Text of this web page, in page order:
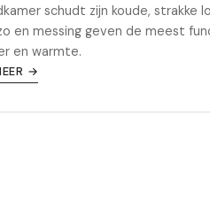
schudt zijn koude, strakke
en messing geven de meest
en warmte.
→